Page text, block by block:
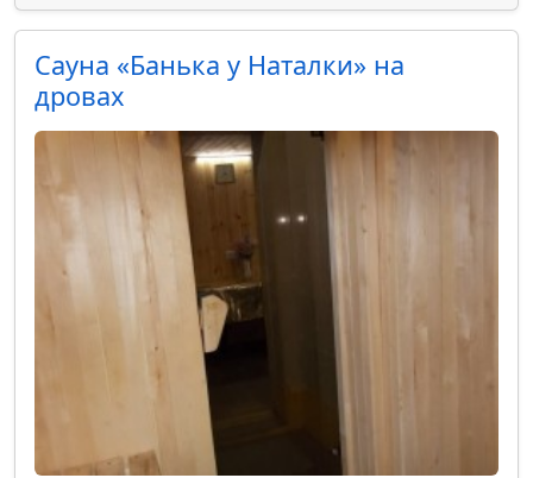
Сауна «Банька у Наталки» на
дровах